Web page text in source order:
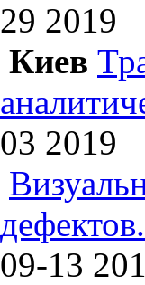
29 2019
Киев
03 2019
дефектов.
09-13